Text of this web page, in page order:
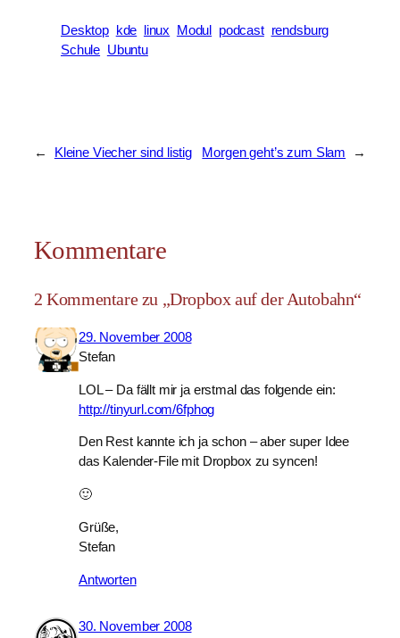
Desktop kde linux Modul podcast rendsburg
Schule Ubuntu
← Kleine Viecher sind listig Morgen geht’s zum Slam →
Kommentare
2 Kommentare zu „Dropbox auf der Autobahn“
29. November 2008
Stefan
LOL – Da fällt mir ja erstmal das folgende ein:
http://tinyurl.com/6fphog
Den Rest kannte ich ja schon – aber super Idee
das Kalender-File mit Dropbox zu syncen!
🙂
Grüße,
Stefan
Antworten
30. November 2008